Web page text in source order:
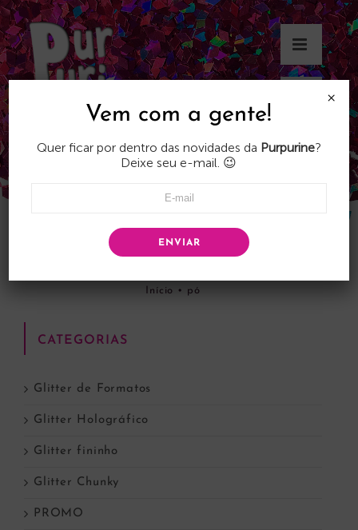
Skip
to
content
Início • pó
CATEGORIAS
Glitter de Formatos
Glitter Holográfico
Glitter fininho
Glitter Chunky
PROMO
Vem com a gente!
Quer ficar por dentro das novidades da Purpurine?
Deixe seu e-mail. 😉
ENVIAR
×